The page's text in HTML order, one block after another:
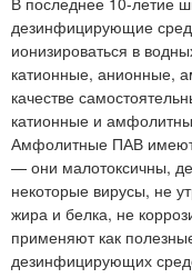
дезинфицирующие
ионизироваться в
катионные, анионные,
качестве
катионные и
Амфолитные ПАВ
— они малотоксичны,
некоторые вирусы, не
жира и белка, не
применяют как
дезинфицирующих